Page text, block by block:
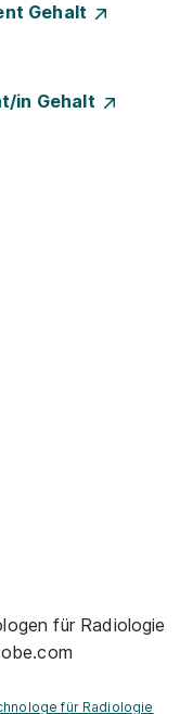
Gehalt
in Gehalt
für Radiologie
für Radiologie